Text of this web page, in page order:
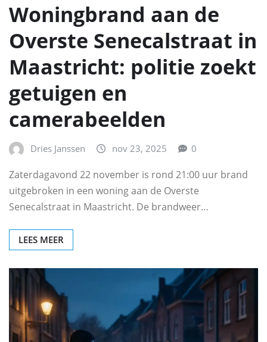
Woningbrand aan de
Overste Senecalstraat in
Maastricht: politie zoekt
getuigen en
camerabeelden
Dries Janssen nov 23, 2025 0
Zaterdagavond 22 november is rond 21:00 uur brand
uitgebroken in een woning aan de Overste
Senecalstraat in Maastricht. De brandweer…
LEES MEER